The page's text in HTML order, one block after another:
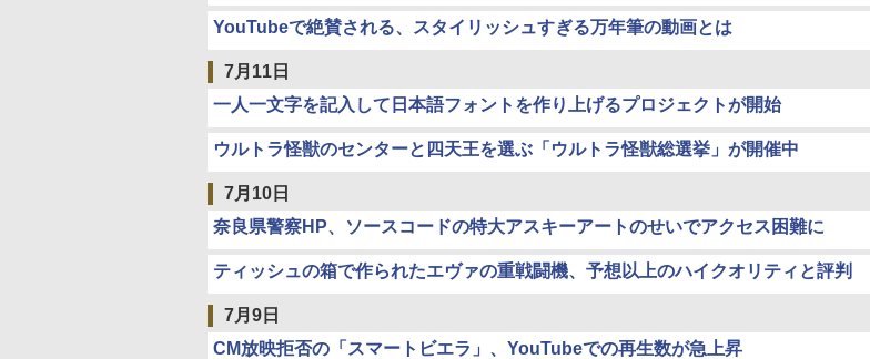
YouTubeで絶賛される、スタイリッシュすぎる万年筆の動画とは
7月11日
一人一文字を記入して日本語フォントを作り上げるプロジェクトが開始
ウルトラ怪獣のセンターと四天王を選ぶ「ウルトラ怪獣総選挙」が開催中
7月10日
奈良県警察HP、ソースコードの特大アスキーアートのせいでアクセス困難に
ティッシュの箱で作られたエヴァの重戦闘機、予想以上のハイクオリティと評判
7月9日
CM放映拒否の「スマートビエラ」、YouTubeでの再生数が急上昇